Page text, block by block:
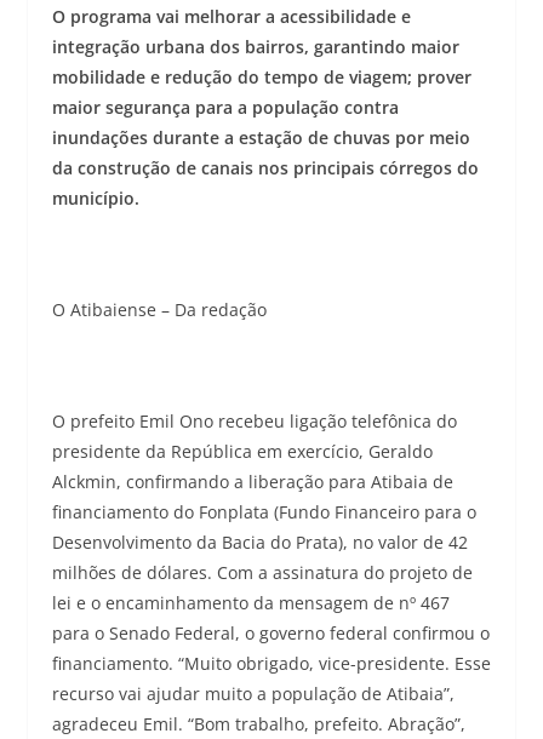
O programa vai melhorar a acessibilidade e
integração urbana dos bairros, garantindo maior
mobilidade e redução do tempo de viagem; prover
maior segurança para a população contra
inundações durante a estação de chuvas por meio
da construção de canais nos principais córregos do
município.
O Atibaiense – Da redação
O prefeito Emil Ono recebeu ligação telefônica do
presidente da República em exercício, Geraldo
Alckmin, confirmando a liberação para Atibaia de
financiamento do Fonplata (Fundo Financeiro para o
Desenvolvimento da Bacia do Prata), no valor de 42
milhões de dólares. Com a assinatura do projeto de
lei e o encaminhamento da mensagem de nº 467
para o Senado Federal, o governo federal confirmou o
financiamento. “Muito obrigado, vice-presidente. Esse
recurso vai ajudar muito a população de Atibaia”,
agradeceu Emil. “Bom trabalho, prefeito. Abração”,